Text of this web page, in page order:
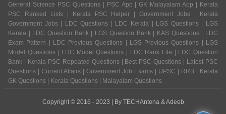
General Science PSC Questions | PSC App | GK Malayalam App | Kerala
PSC Ranked Lists | Kerala PSC Helper | Government Jobs | Kerala
Government Jobs | LDC Questions | LDC Kerala | LGS Questions | LGS
Kerala | LDC Question Bank | LGS Question Bank | KAS Questions | LDC
Exam Pattern | LDC Previous Questions | LGS Previous Questions | LGS
Model Questions | LDC Model Questions | LDC Rank File | LDC Question
Bank | Kerala PSC Repeated Questions | Best PSC Questions | Latest PSC
Questions | Current Affairs | Government Job Exams | UPSC | RRB | Kerala
GK Questions | Kerala Questions | Malayalam Questions
Copyright © 2016 - 2023 | By TECHAntena & Adeeb